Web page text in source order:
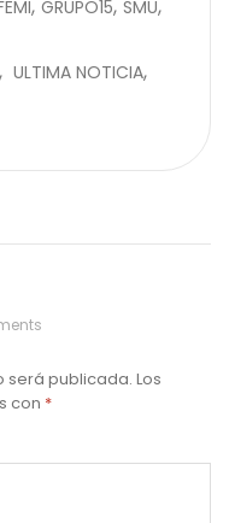
GRUPO15 SMU
ULTIMA NOTICIA
será publicada. Los
con *